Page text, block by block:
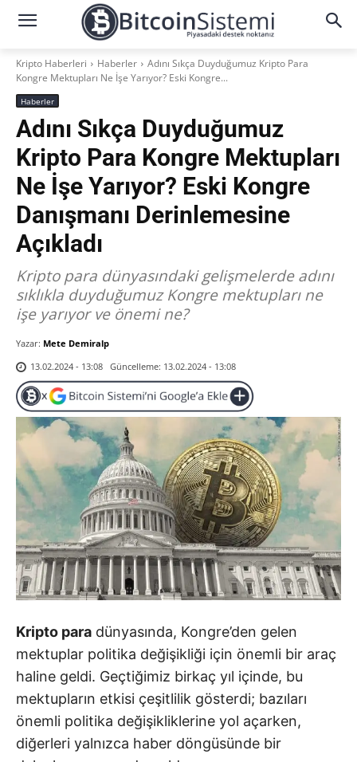
Kripto Haberleri Haberler
Adını Sıkça Duyduğumuz Kripto Para
Kongre Mektupları Ne İşe Yarıyor? Eski Kongre...
Haberler
Adını Sıkça Duyduğumuz
Kripto Para Kongre Mektupları
Ne İşe Yarıyor? Eski Kongre
Danışmanı Derinlemesine
Açıkladı
Kripto para dünyasındaki gelişmelerde adını
sıklıkla duyduğumuz Kongre mektupları ne
işe yarıyor ve önemi ne?
Yazar: Mete Demiralp
13.02.2024 - 13:08 Güncelleme: 13.02.2024 - 13:08
Kripto para dünyasında, Kongre’den gelen
mektuplar politika değişikliği için önemli bir araç
haline geldi. Geçtiğimiz birkaç yıl içinde, bu
mektupların etkisi çeşitlilik gösterdi; bazıları
önemli politika değişikliklerine yol açarken,
diğerleri yalnızca haber döngüsünde bir